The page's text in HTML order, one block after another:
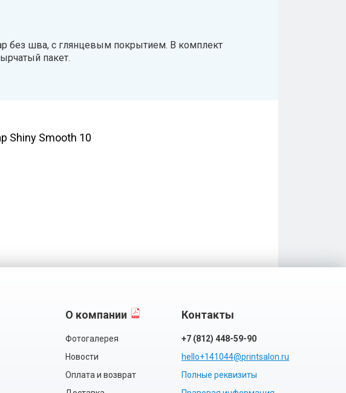
без шва, с глянцевым покрытием. В комплект
пакет.
Shiny Smooth 10
О компании
Фотогалерея
Новости
Оплата и возврат
Контакты
+7 (812) 448-59-90
hello+141044@printsalon.ru
Полные реквизиты